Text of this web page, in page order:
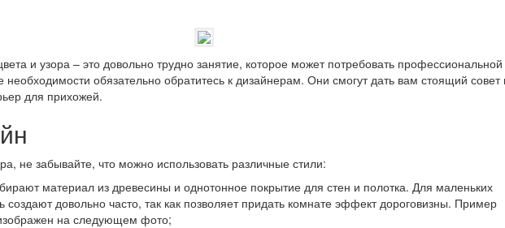
и узора – это довольно трудно занятие, которое может потребовать профессиональной
обязательно обратитесь к дизайнерам. Они смогут дать вам стоящий
для прихожей.
не забывайте, что можно использовать различные стили:
материал из древесины и однотонное покрытие для стен и полотка. Для маленьких
создают довольно часто, так как позволяет придать комнате эффект дороговизны. Пример
на следующем фото;